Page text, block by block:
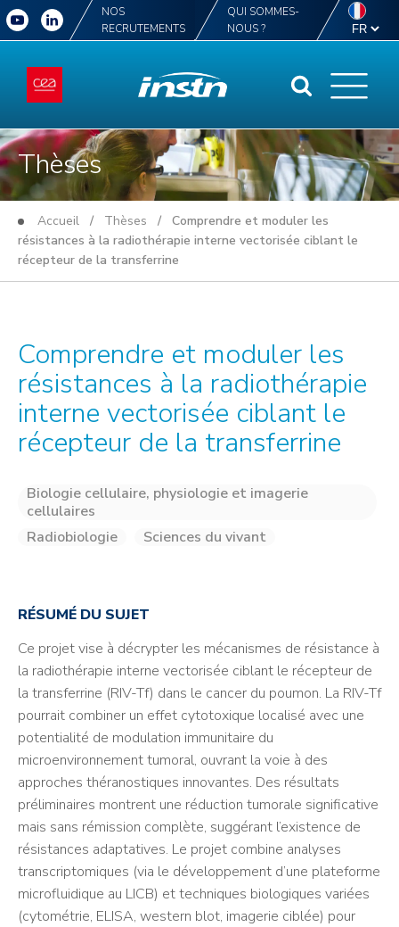
NOS
RECRUTEMENTS
QUI SOMMES-
NOUS ?
Thèses
Accueil / Thèses / Comprendre et moduler les
résistances à la radiothérapie interne vectorisée ciblant le
récepteur de la transferrine
Comprendre et moduler les
résistances à la radiothérapie
interne vectorisée ciblant le
récepteur de la transferrine
Biologie cellulaire, physiologie et imagerie
cellulaires
Radiobiologie
Sciences du vivant
RÉSUMÉ DU SUJET
Ce projet vise à décrypter les mécanismes de résistance à
la radiothérapie interne vectorisée ciblant le récepteur de
la transferrine (RIV-Tf) dans le cancer du poumon. La RIV-Tf
pourrait combiner un effet cytotoxique localisé avec une
potentialité de modulation immunitaire du
microenvironnement tumoral, ouvrant la voie à des
approches théranostiques innovantes. Des résultats
préliminaires montrent une réduction tumorale significative
mais sans rémission complète, suggérant l’existence de
résistances adaptatives. Le projet combine analyses
transcriptomiques (via le développement d’une plateforme
microfluidique au LICB) et techniques biologiques variées
(cytométrie, ELISA, western blot, imagerie ciblée) pour